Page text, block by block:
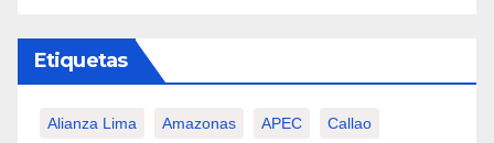
Etiquetas
Alianza Lima Amazonas APEC Callao